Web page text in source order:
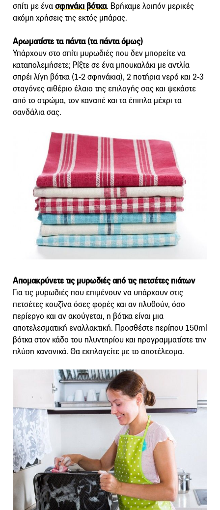
σπίτι με ένασφηνάκι βότκα. Βρήκαμε λοιπόν μερικές
ακόμη χρήσεις της εκτός μπάρας.
Αρωματίστε τα πάντα (τα πάντα όμως)
Υπάρχουν στο σπίτι μυρωδιές που δεν μπορείτε να
καταπολεμήσετε; Ρίξτε σε ένα μπουκαλάκι με αντλία
σπρέι λίγη βότκα (1-2 σφηνάκια), 2 ποτήρια νερό και 2-3
σταγόνες αιθέριο έλαιο της επιλογής σας και ψεκάστε
από το στρώμα, τον καναπέ και τα έπιπλα μέχρι τα
σανδάλια σας.
Απομακρύνετε τις μυρωδιές από τις πετσέτες πιάτων
Για τις μυρωδιές που επιμένουν να υπάρχουν στις
πετσέτες κουζίνα όσες φορές και αν πλυθούν, όσο
περίεργο και αν ακούγεται, η βότκα είναι μια
αποτελεσματική εναλλακτική. Προσθέστε περίπου 150ml
βότκα στον κάδο του πλυντηρίου και προγραμματίστε την
πλύση κανονικά. Θα εκπλαγείτε με το αποτέλεσμα.